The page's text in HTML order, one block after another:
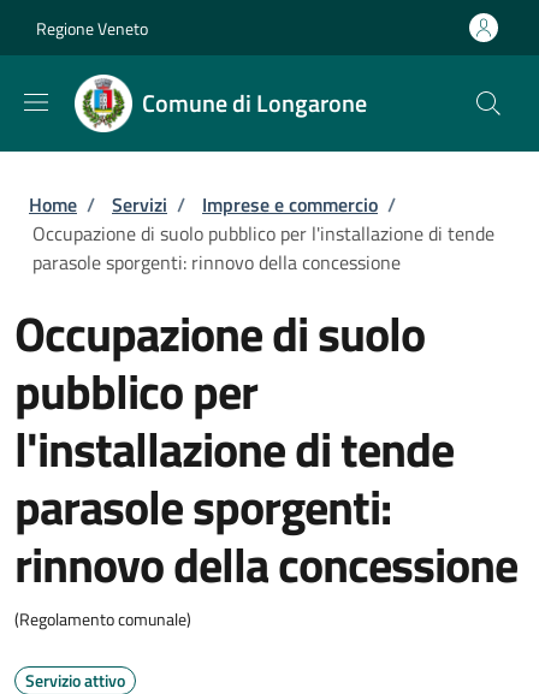
Regione Veneto
Comune di Longarone
Briciole di pane
Home / Servizi / Imprese e commercio /
Occupazione di suolo pubblico per l'installazione di tende
parasole sporgenti: rinnovo della concessione
Occupazione di suolo
pubblico per
l'installazione di tende
parasole sporgenti:
rinnovo della concessione
(Regolamento comunale)
Servizio attivo